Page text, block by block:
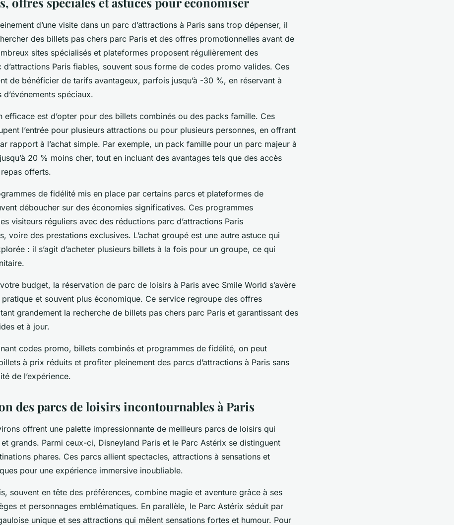
d’une visite dans un parc d’attractions à Paris sans trop dépenser, il
des billets pas chers parc Paris et des offres promotionnelles avant de
sites spécialisés et plateformes proposent régulièrement des
d’attractions Paris fiables, souvent sous forme de codes promo valides. Ces
de bénéficier de tarifs avantageux, parfois jusqu’à -30 %, en réservant à
d’événements spéciaux.
efficace est d’opter pour des billets combinés ou des packs famille. Ces
l’entrée pour plusieurs attractions ou pour plusieurs personnes, en offrant
rapport à l’achat simple. Par exemple, un pack famille pour un parc majeur à
20 % moins cher, tout en incluant des avantages tels que des accès
offerts.
de fidélité mis en place par certains parcs et plateformes de
déboucher sur des économies significatives. Ces programmes
visiteurs réguliers avec des réductions parc d’attractions Paris
voire des prestations exclusives. L’achat groupé est une autre astuce qui
: il s’agit d’acheter plusieurs billets à la fois pour un groupe, ce qui
budget, la réservation de parc de loisirs à Paris avec Smile World s’avère
et souvent plus économique. Ce service regroupe des offres
grandement la recherche de billets pas chers parc Paris et garantissant des
et à jour.
codes promo, billets combinés et programmes de fidélité, on peut
à prix réduits et profiter pleinement des parcs d’attractions à Paris sans
de l’expérience.
des parcs de loisirs incontournables à Paris
offrent une palette impressionnante de meilleurs parcs de loisirs qui
grands. Parmi ceux-ci, Disneyland Paris et le Parc Astérix se distinguent
phares. Ces parcs allient spectacles, attractions à sensations et
pour une expérience immersive inoubliable.
souvent en tête des préférences, combine magie et aventure grâce à ses
et personnages emblématiques. En parallèle, le Parc Astérix séduit par
unique et ses attractions qui mêlent sensations fortes et humour. Pour